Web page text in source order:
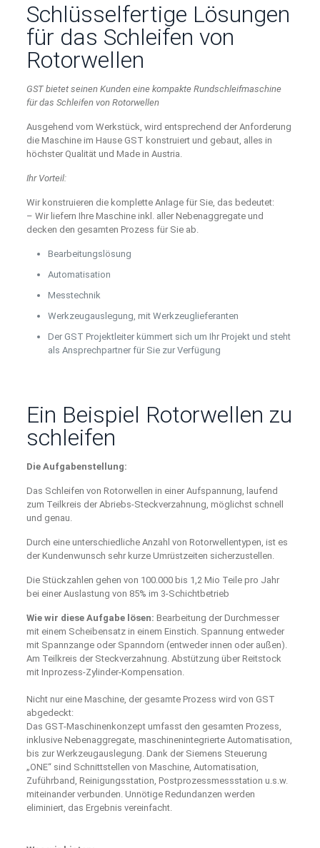
Schlüsselfertige Lösungen
für das Schleifen von
Rotorwellen
GST bietet seinen Kunden eine kompakte Rundschleifmaschine
für das Schleifen von Rotorwellen
Ausgehend vom Werkstück, wird entsprechend der Anforderung
die Maschine im Hause GST konstruiert und gebaut, alles in
höchster Qualität und Made in Austria.
Ihr Vorteil:
Wir konstruieren die komplette Anlage für Sie, das bedeutet:
– Wir liefern Ihre Maschine inkl. aller Nebenaggregate und
decken den gesamten Prozess für Sie ab.
Bearbeitungslösung
Automatisation
Messtechnik
Werkzeugauslegung, mit Werkzeuglieferanten
Der GST Projektleiter kümmert sich um Ihr Projekt und steht
als Ansprechpartner für Sie zur Verfügung
Ein Beispiel Rotorwellen zu
schleifen
Die Aufgabenstellung:
Das Schleifen von Rotorwellen in einer Aufspannung, laufend
zum Teilkreis der Abriebs-Steckverzahnung, möglichst schnell
und genau.
Durch eine unterschiedliche Anzahl von Rotorwellentypen, ist es
der Kundenwunsch sehr kurze Umrüstzeiten sicherzustellen.
Die Stückzahlen gehen von 100.000 bis 1,2 Mio Teile pro Jahr
bei einer Auslastung von 85% im 3-Schichtbetrieb
Wie wir diese Aufgabe lösen: Bearbeitung der Durchmesser
mit einem Scheibensatz in einem Einstich. Spannung entweder
mit Spannzange oder Spanndorn (entweder innen oder außen).
Am Teilkreis der Steckverzahnung. Abstützung über Reitstock
mit Inprozess-Zylinder-Kompensation.
Nicht nur eine Maschine, der gesamte Prozess wird von GST
abgedeckt:
Das GST-Maschinenkonzept umfasst den gesamten Prozess,
inklusive Nebenaggregate, maschinenintegrierte Automatisation,
bis zur Werkzeugauslegung. Dank der Siemens Steuerung
„ONE“ sind Schnittstellen von Maschine, Automatisation,
Zuführband, Reinigungsstation, Postprozessmessstation u.s.w.
miteinander verbunden. Unnötige Redundanzen werden
eliminiert, das Ergebnis vereinfacht.